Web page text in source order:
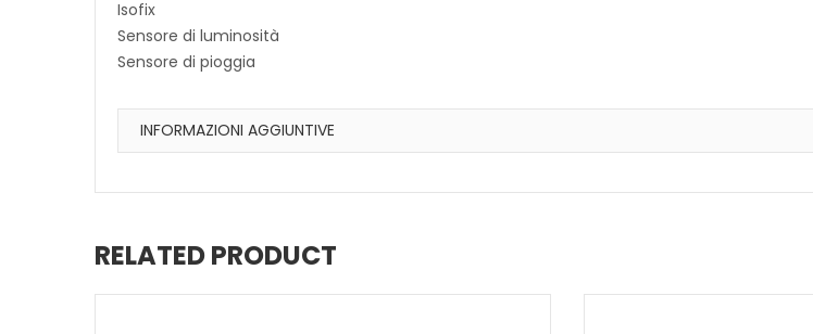
Isofix
Sensore di luminosità
Sensore di pioggia
INFORMAZIONI AGGIUNTIVE
RELATED PRODUCT